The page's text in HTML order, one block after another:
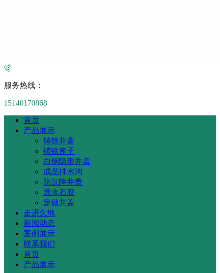
服务热线：
15140170868
首页
产品展示
铸铁井盖
铸铁篦子
白钢隐形井盖
成品排水沟
防沉降井盖
透水石胶
定做井盖
走进久地
新闻动态
案例展示
联系我们
首页
产品展示